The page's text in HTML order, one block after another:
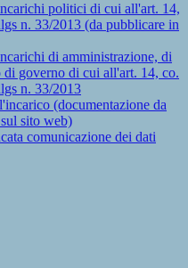
politici di cui all'art. 14,
n. 33/2013 (da pubblicare in
di amministrazione, di
di governo di cui all'art. 14, co.
n. 33/2013
(documentazione da
sito web)
comunicazione dei dati